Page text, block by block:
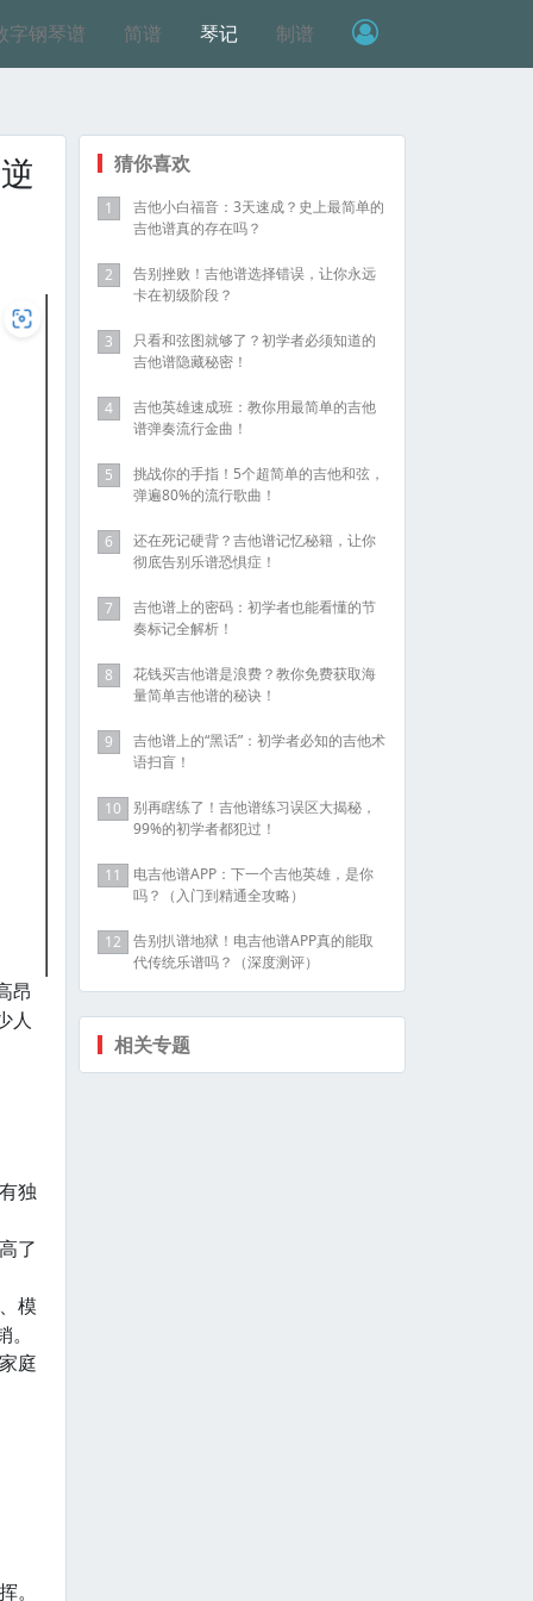
字钢琴谱 简谱 琴记 制谱
昂
人
独
了
模
庭
。
猜你喜欢
1
吉他小白福音：3天速成？史上最简单的
吉他谱真的存在吗？
2
告别挫败！吉他谱选择错误，让你永远
卡在初级阶段？
3
只看和弦图就够了？初学者必须知道的
吉他谱隐藏秘密！
4
吉他英雄速成班：教你用最简单的吉他
谱弹奏流行金曲！
5
挑战你的手指！5个超简单的吉他和弦，
弹遍80%的流行歌曲！
6
还在死记硬背？吉他谱记忆秘籍，让你
彻底告别乐谱恐惧症！
7
吉他谱上的密码：初学者也能看懂的节
奏标记全解析！
8
花钱买吉他谱是浪费？教你免费获取海
量简单吉他谱的秘诀！
9
吉他谱上的“黑话”：初学者必知的吉他术
语扫盲！
10
别再瞎练了！吉他谱练习误区大揭秘，
99%的初学者都犯过！
11
电吉他谱APP：下一个吉他英雄，是你
吗？（入门到精通全攻略）
12
告别扒谱地狱！电吉他谱APP真的能取
代传统乐谱吗？（深度测评）
相关专题